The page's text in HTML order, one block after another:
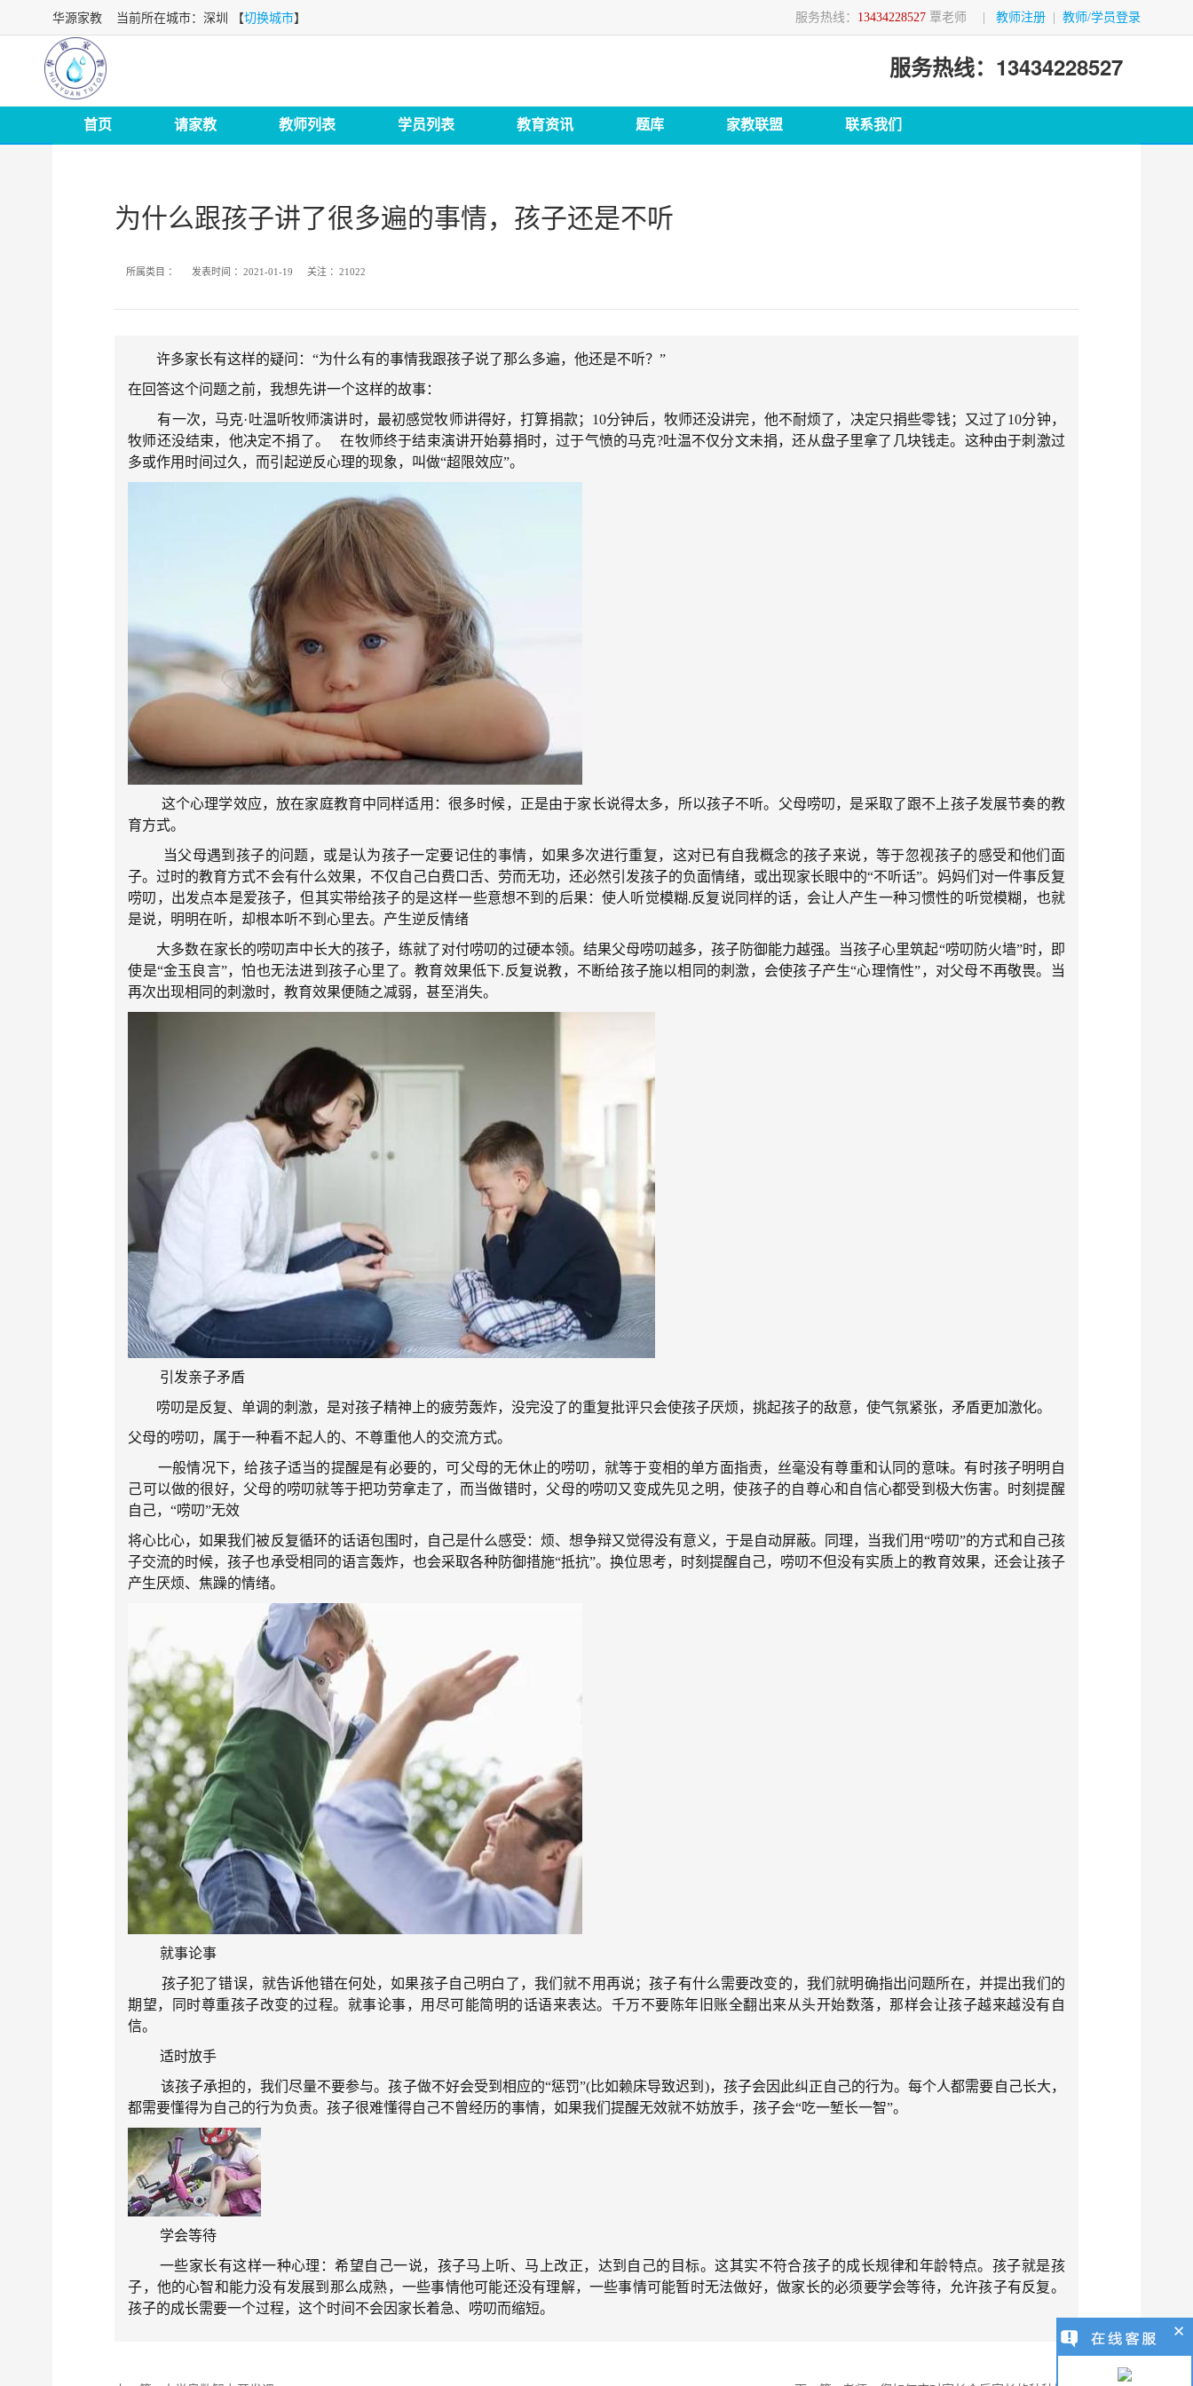
服务热线： 13434228527 覃老师 教师注册 教师/学员登录
华源家教 当前所在城市：深圳 【切换城市】
服务热线：13434228527
首页 请家教 教师列表 学员列表 教育资讯 题库 家教联盟 联系我们
为什么跟孩子讲了很多遍的事情，孩子还是不听
所属类目 ： 发表时间 ：2021-01-19 关注 ：21022
许多家长有这样的疑问：“为什么有的事情我跟孩子说了那么多遍，他还是不听？”
在回答这个问题之前，我想先讲一个这样的故事：
有一次，马克·吐温听牧师演讲时，最初感觉牧师讲得好，打算捐款；10分钟后，牧师还没讲完，他不耐烦了，决定只捐些零钱；又过了10分钟，
牧师还没结束，他决定不捐了。 在牧师终于结束演讲开始募捐时，过于气愤的马克?吐温不仅分文未捐，还从盘子里拿了几块钱走。这种由于刺激过
多或作用时间过久，而引起逆反心理的现象，叫做“超限效应”。
这个心理学效应，放在家庭教育中同样适用：很多时候，正是由于家长说得太多，所以孩子不听。父母唠叨，是采取了跟不上孩子发展节奏的教
育方式。
当父母遇到孩子的问题，或是认为孩子一定要记住的事情，如果多次进行重复，这对已有自我概念的孩子来说，等于忽视孩子的感受和他们面
子。过时的教育方式不会有什么效果，不仅自己白费口舌、劳而无功，还必然引发孩子的负面情绪，或出现家长眼中的“不听话”。妈妈们对一件事反复
唠叨，出发点本是爱孩子，但其实带给孩子的是这样一些意想不到的后果：使人听觉模糊.反复说同样的话，会让人产生一种习惯性的听觉模糊，也就
是说，明明在听，却根本听不到心里去。产生逆反情绪
大多数在家长的唠叨声中长大的孩子，练就了对付唠叨的过硬本领。结果父母唠叨越多，孩子防御能力越强。当孩子心里筑起“唠叨防火墙”时，即
使是“金玉良言”，怕也无法进到孩子心里了。教育效果低下.反复说教，不断给孩子施以相同的刺激，会使孩子产生“心理惰性”，对父母不再敬畏。当
再次出现相同的刺激时，教育效果便随之减弱，甚至消失。
引发亲子矛盾
唠叨是反复、单调的刺激，是对孩子精神上的疲劳轰炸，没完没了的重复批评只会使孩子厌烦，挑起孩子的敌意，使气氛紧张，矛盾更加激化。
父母的唠叨，属于一种看不起人的、不尊重他人的交流方式。
一般情况下，给孩子适当的提醒是有必要的，可父母的无休止的唠叨，就等于变相的单方面指责，丝毫没有尊重和认同的意味。有时孩子明明自
己可以做的很好，父母的唠叨就等于把功劳拿走了，而当做错时，父母的唠叨又变成先见之明，使孩子的自尊心和自信心都受到极大伤害。时刻提醒
自己，“唠叨”无效
将心比心，如果我们被反复循环的话语包围时，自己是什么感受：烦、想争辩又觉得没有意义，于是自动屏蔽。同理，当我们用“唠叨”的方式和自己孩
子交流的时候，孩子也承受相同的语言轰炸，也会采取各种防御措施“抵抗”。换位思考，时刻提醒自己，唠叨不但没有实质上的教育效果，还会让孩子
产生厌烦、焦躁的情绪。
就事论事
孩子犯了错误，就告诉他错在何处，如果孩子自己明白了，我们就不用再说；孩子有什么需要改变的，我们就明确指出问题所在，并提出我们的
期望，同时尊重孩子改变的过程。就事论事，用尽可能简明的话语来表达。千万不要陈年旧账全翻出来从头开始数落，那样会让孩子越来越没有自
信。
适时放手
该孩子承担的，我们尽量不要参与。孩子做不好会受到相应的“惩罚”(比如赖床导致迟到)，孩子会因此纠正自己的行为。每个人都需要自己长大，
都需要懂得为自己的行为负责。孩子很难懂得自己不曾经历的事情，如果我们提醒无效就不妨放手，孩子会“吃一堑长一智”。
学会等待
一些家长有这样一种心理：希望自己一说，孩子马上听、马上改正，达到自己的目标。这其实不符合孩子的成长规律和年龄特点。孩子就是孩
子，他的心智和能力没有发展到那么成熟，一些事情他可能还没有理解，一些事情可能暂时无法做好，做家长的必须要学会等待，允许孩子有反复。
孩子的成长需要一个过程，这个时间不会因家长着急、唠叨而缩短。